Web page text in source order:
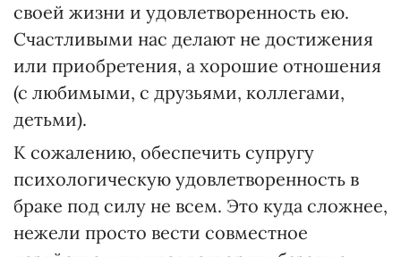
своей жизни и удовлетворенность ею.
Счастливыми нас делают не достижения
или приобретения, а хорошие отношения
(с любимыми, с друзьями, коллегами,
детьми).
К сожалению, обеспечить супругу
психологическую удовлетворенность в
браке под силу не всем. Это куда сложнее,
нежели просто вести совместное